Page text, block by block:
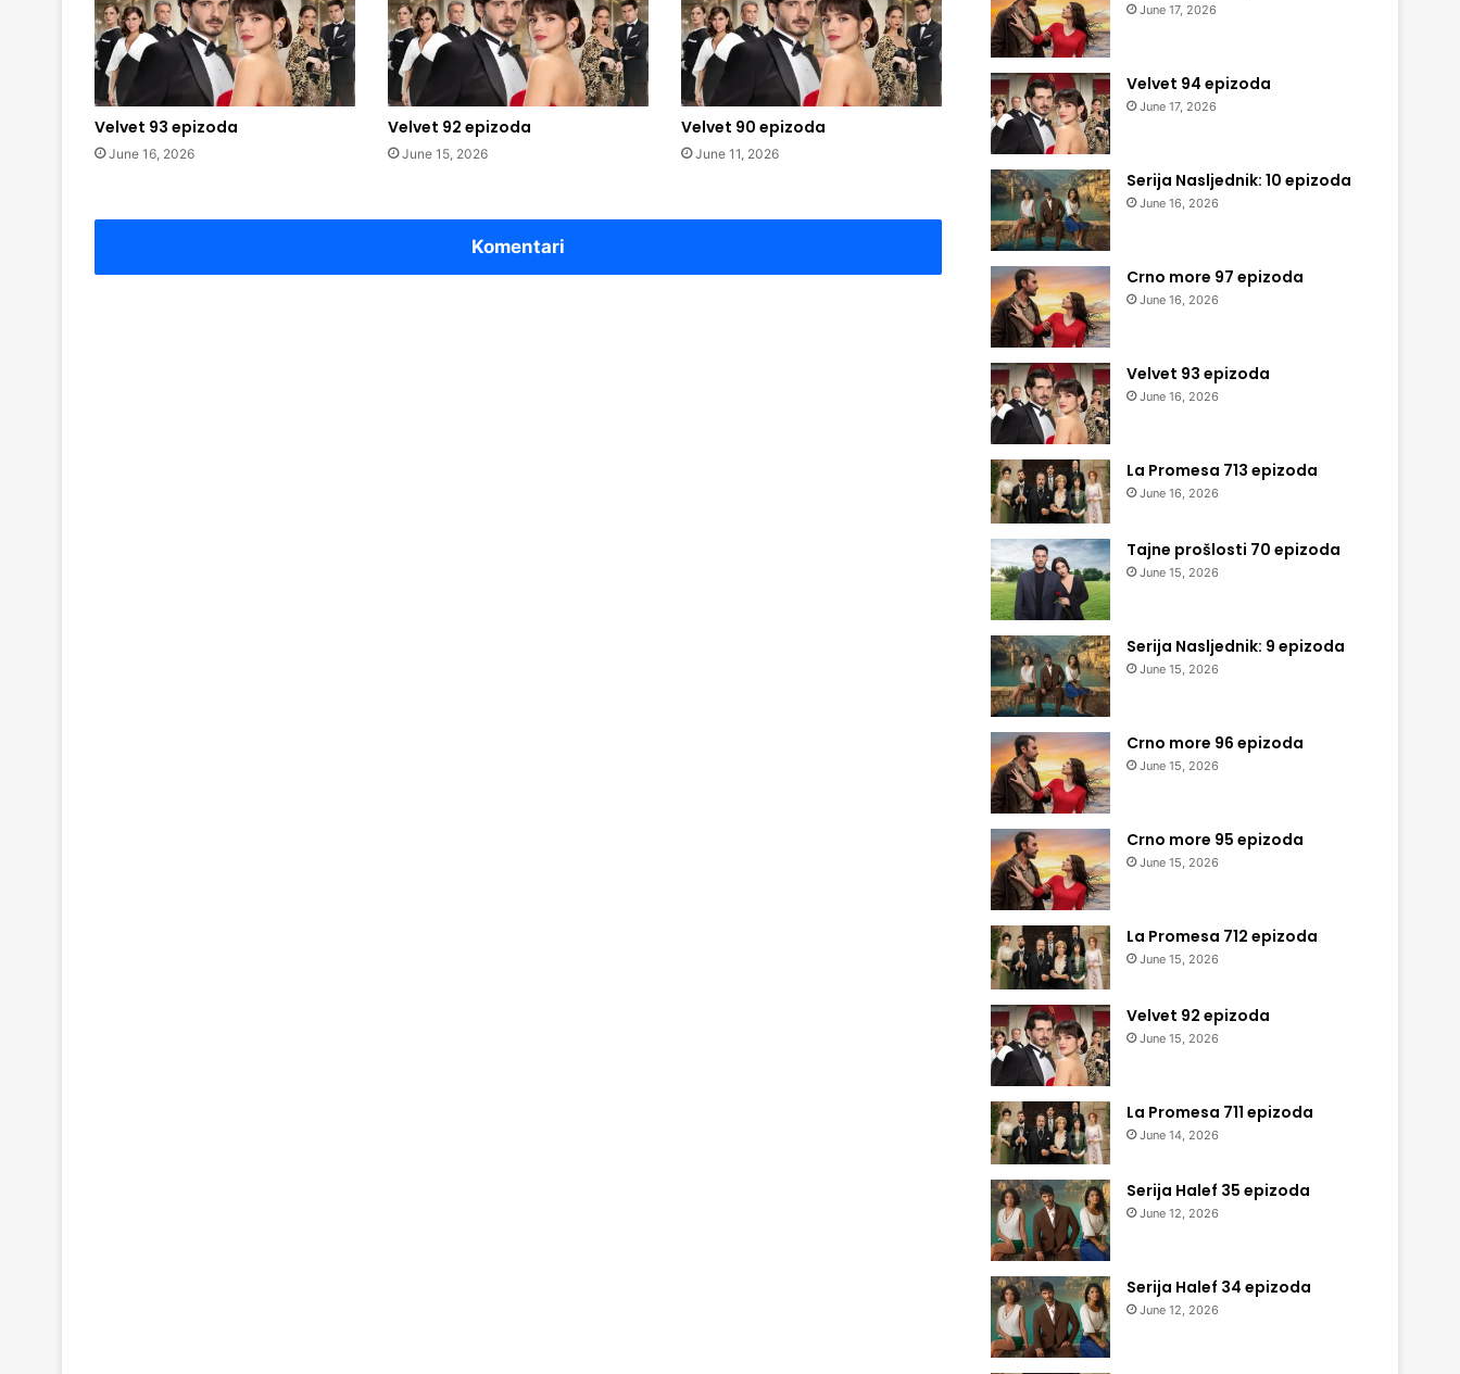
Velvet 93 epizoda
June 16, 2026
Velvet 92 epizoda
June 15, 2026
Velvet 90 epizoda
June 11, 2026
Komentari
June 17, 2026
Velvet 94 epizoda
June 17, 2026
Serija Nasljednik: 10 epizoda
June 16, 2026
Crno more 97 epizoda
June 16, 2026
Velvet 93 epizoda
June 16, 2026
La Promesa 713 epizoda
June 16, 2026
Tajne prošlosti 70 epizoda
June 15, 2026
Serija Nasljednik: 9 epizoda
June 15, 2026
Crno more 96 epizoda
June 15, 2026
Crno more 95 epizoda
June 15, 2026
La Promesa 712 epizoda
June 15, 2026
Velvet 92 epizoda
June 15, 2026
La Promesa 711 epizoda
June 14, 2026
Serija Halef 35 epizoda
June 12, 2026
Serija Halef 34 epizoda
June 12, 2026